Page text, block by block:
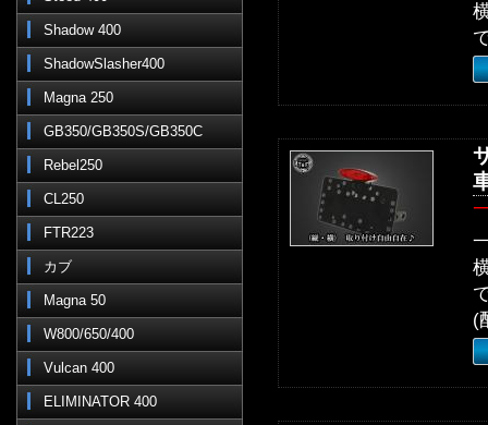
Shadow 400
ShadowSlasher400
Magna 250
GB350/GB350S/GB350C
Rebel250
CL250
FTR223
カブ
Magna 50
W800/650/400
Vulcan 400
ELIMINATOR 400
(